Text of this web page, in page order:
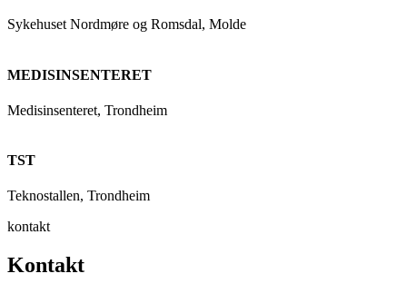
Sykehuset Nordmøre og Romsdal, Molde
MEDISINSENTERET
Medisinsenteret, Trondheim
TST
Teknostallen, Trondheim
kontakt
Kontakt